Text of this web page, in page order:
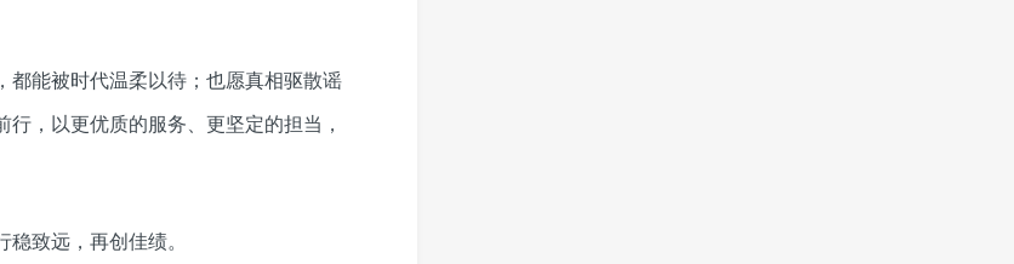
都能被时代温柔以待；也愿真相驱散谣
，以更优质的服务、更坚定的担当，
致远，再创佳绩。